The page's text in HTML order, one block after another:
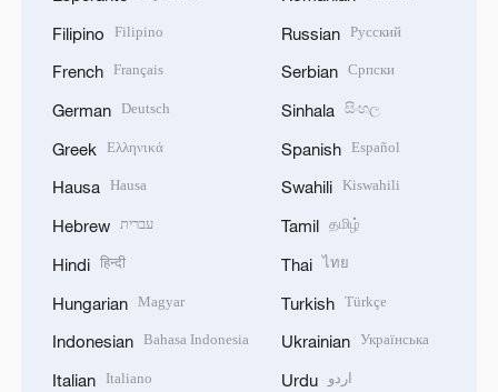
Filipino Filipino
French Français
German Deutsch
Greek Ελληνικά
Hausa Hausa
Hebrew עברית
Hindi हिन्दी
Hungarian Magyar
Indonesian Bahasa Indonesia
Italian Italiano
Russian Русский
Serbian Српски
Sinhala සිංහල
Spanish Español
Swahili Kiswahili
Tamil தமிழ்
Thai ไทย
Turkish Türkçe
Ukrainian Українська
Urdu اردو